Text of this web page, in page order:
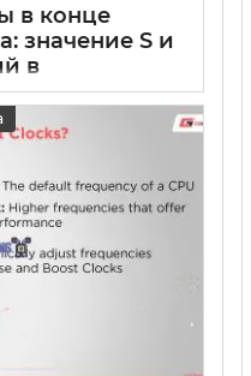
в конце
значение S и
в